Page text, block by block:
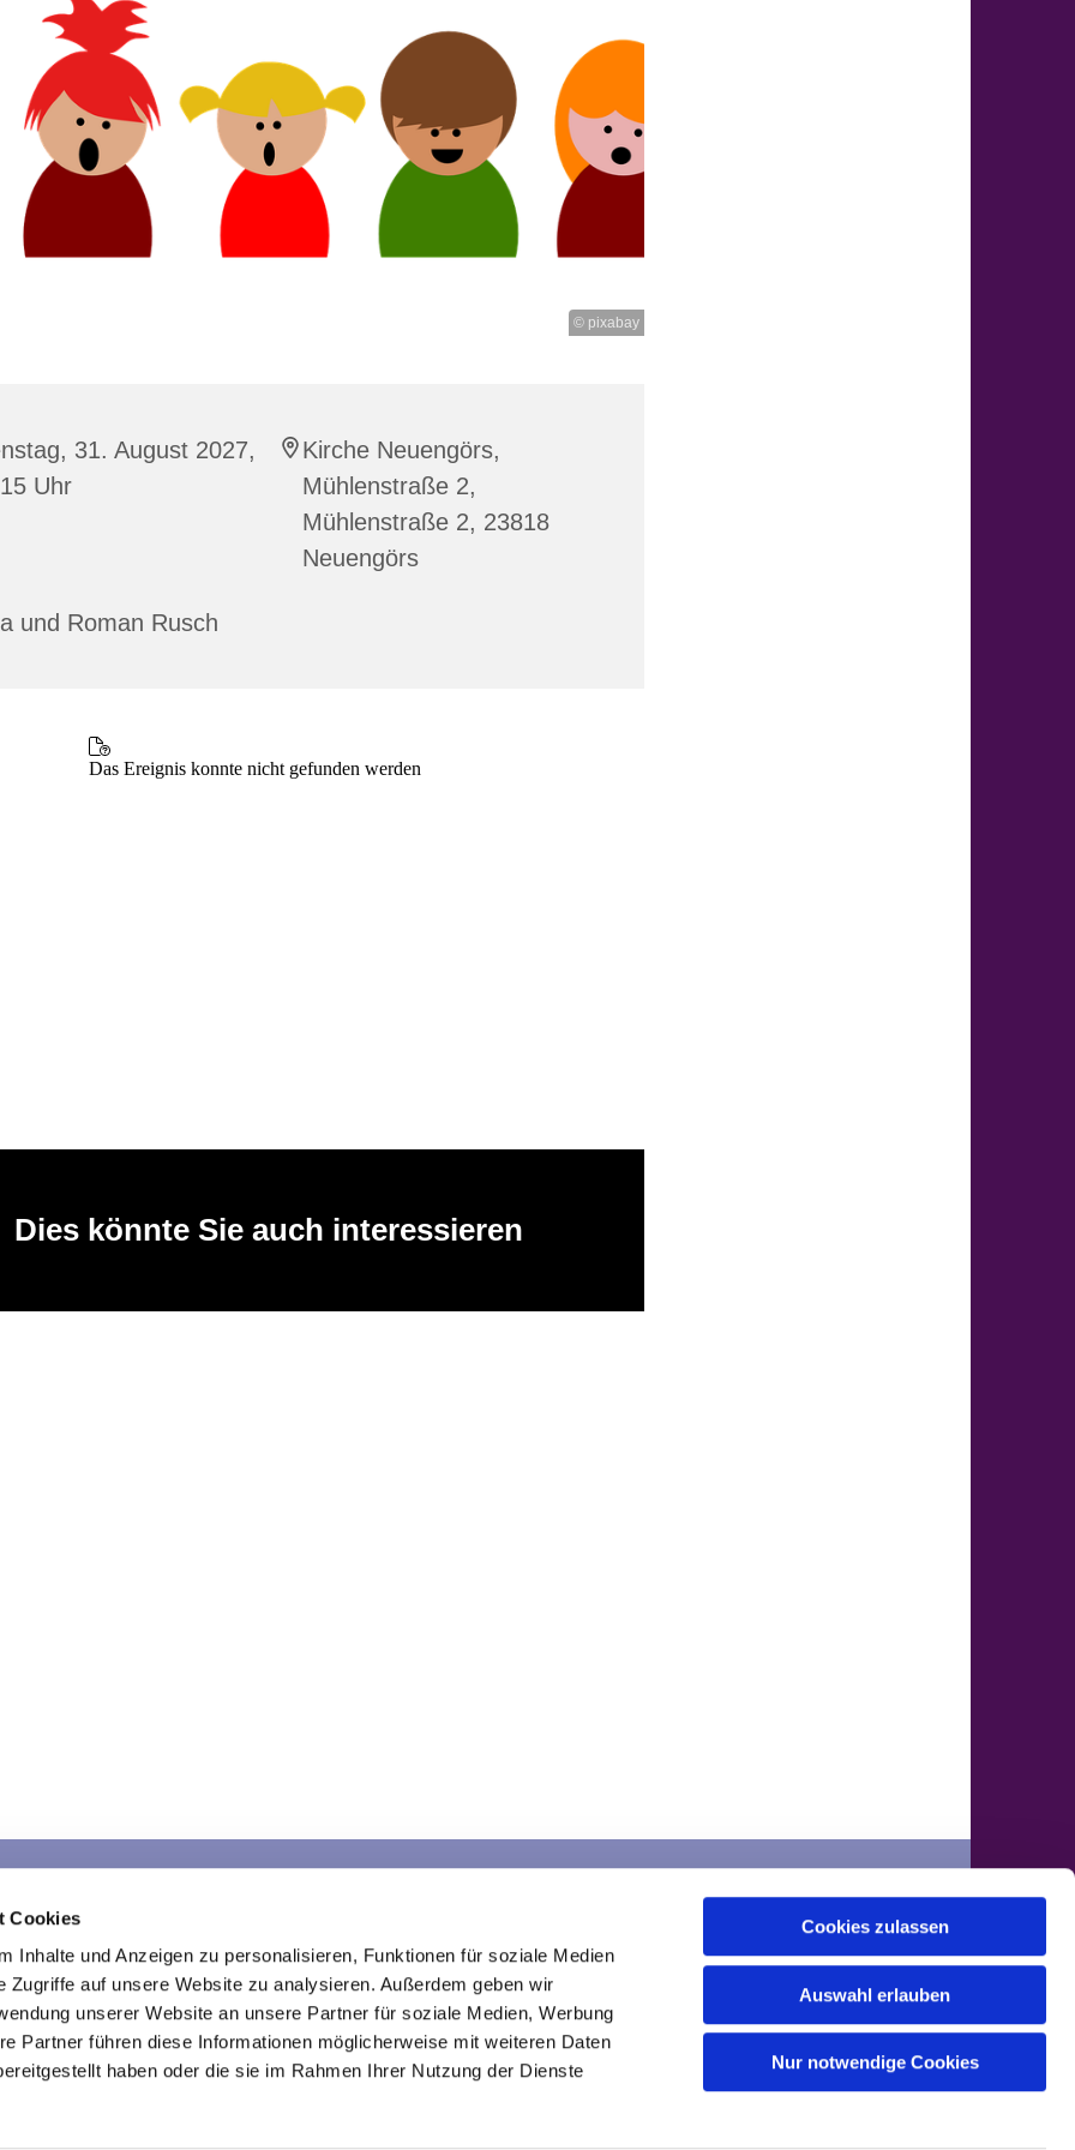
Cookies
Inhalte und Anzeigen zu personalisieren, Funktionen für soziale Medien
Zugriffe auf unsere Website zu analysieren. Außerdem geben wir
unserer Website an unsere Partner für soziale Medien, Werbung
Partner führen diese Informationen möglicherweise mit weiteren Daten
haben oder die sie im Rahmen Ihrer Nutzung der Dienste
Cookies zulassen
Auswahl erlauben
Nur notwendige Cookies
© pixabay
31. August 2027,
Uhr
Kirche Neuengörs,
Mühlenstraße 2,
Mühlenstraße 2, 23818
Neuengörs
und Roman Rusch
Dies könnte Sie auch interessieren
 Kirche im Traveland